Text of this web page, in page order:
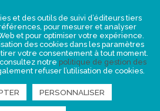
NEWSLETTER
RETROUVEZ-NOUS
et des outils de suivi d’éditeurs tiers
pour mesurer et analyser
et pour optimiser votre expérience.
des cookies dans les paramètres
votre consentement à tout moment.
notre politique de gestion des
refuser l’utilisation de cookies.
PERSONNALISER